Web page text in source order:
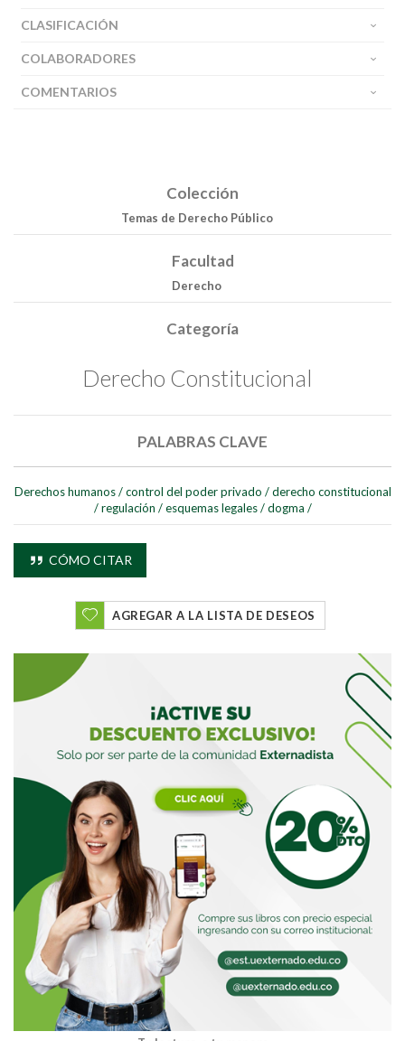
Buscar
Buscar
CLASIFICACIÓN
COLABORADORES
COMENTARIOS
Colección
Temas de Derecho Público
Facultad
Derecho
Categoría
Derecho Constitucional
PALABRAS CLAVE
Derechos humanos / control del poder privado / derecho constitucional
/ regulación / esquemas legales / dogma /
CÓMO CITAR
AGREGAR A LA LISTA DE DESEOS